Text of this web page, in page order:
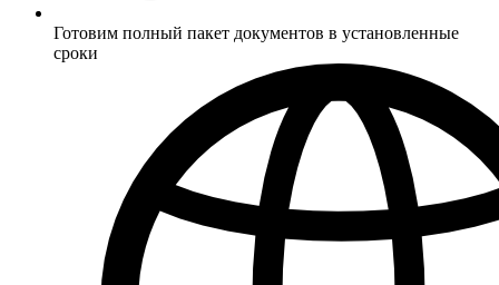
Готовим полный пакет документов в установленные
сроки